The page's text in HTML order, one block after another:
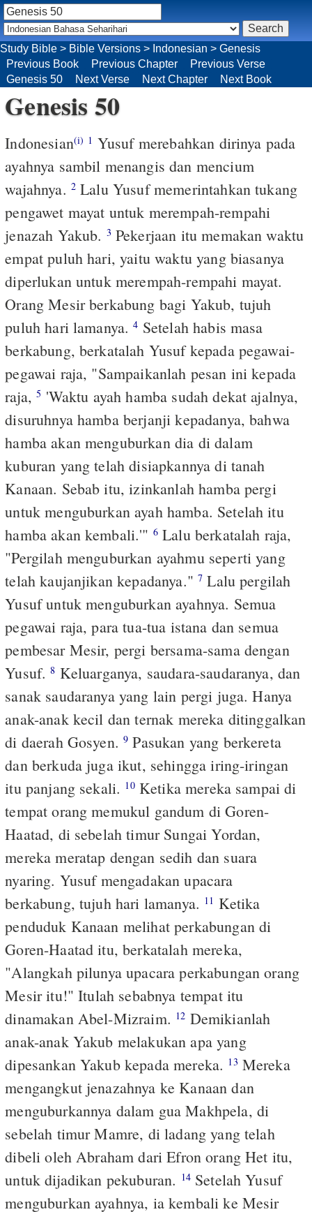
Study Bible > Bible Versions > Indonesian > Genesis
Previous Book
Previous Chapter
Previous Verse
Genesis 50
Next Verse Next Chapter Next Book
Genesis 50
Indonesian(i) 1 Yusuf merebahkan dirinya pada
ayahnya sambil menangis dan mencium
wajahnya. 2 Lalu Yusuf memerintahkan tukang
pengawet mayat untuk merempah-rempahi
jenazah Yakub. 3 Pekerjaan itu memakan waktu
empat puluh hari, yaitu waktu yang biasanya
diperlukan untuk merempah-rempahi mayat.
Orang Mesir berkabung bagi Yakub, tujuh
puluh hari lamanya.4 Setelah habis masa
berkabung, berkatalah Yusuf kepada pegawai-
pegawai raja, "Sampaikanlah pesan ini kepada
raja,5 'Waktu ayah hamba sudah dekat ajalnya,
disuruhnya hamba berjanji kepadanya, bahwa
hamba akan menguburkan dia di dalam
kuburan yang telah disiapkannya di tanah
Kanaan. Sebab itu, izinkanlah hamba pergi
untuk menguburkan ayah hamba. Setelah itu
hamba akan kembali.'" 6Lalu berkatalah raja,
"Pergilah menguburkan ayahmu seperti yang
telah kaujanjikan kepadanya."7 Lalu pergilah
Yusuf untuk menguburkan ayahnya. Semua
pegawai raja, para tua-tua istana dan semua
pembesar Mesir, pergi bersama-sama dengan
Yusuf.8 Keluarganya, saudara-saudaranya, dan
sanak saudaranya yang lain pergi juga. Hanya
anak-anak kecil dan ternak mereka ditinggalkan
di daerah Gosyen.9 Pasukan yang berkereta
dan berkuda juga ikut, sehingga iring-iringan
itu panjang sekali. 10Ketika mereka sampai di
tempat orang memukul gandum di Goren-
Haatad, di sebelah timur Sungai Yordan,
mereka meratap dengan sedih dan suara
nyaring. Yusuf mengadakan upacara
berkabung, tujuh hari lamanya. 11 Ketika
penduduk Kanaan melihat perkabungan di
Goren-Haatad itu, berkatalah mereka,
"Alangkah pilunya upacara perkabungan orang
Mesir itu!" Itulah sebabnya tempat itu
dinamakan Abel-Mizraim. 12 Demikianlah
anak-anak Yakub melakukan apa yang
dipesankan Yakub kepada mereka. 13 Mereka
mengangkut jenazahnya ke Kanaan dan
menguburkannya dalam gua Makhpela, di
sebelah timur Mamre, di ladang yang telah
dibeli oleh Abraham dari Efron orang Het itu,
untuk dijadikan pekuburan. 14Setelah Yusuf
menguburkan ayahnya, ia kembali ke Mesir